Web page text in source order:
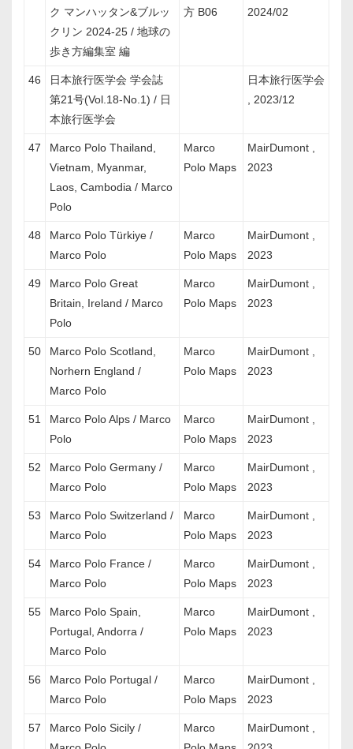
ク マンハッタン&ブルッ
クリン 2024-25 / 地球の
歩き方編集室 編
方 B06
2024/02
46
日本旅行医学会 学会誌
第21号(Vol.18-No.1) / 日
本旅行医学会
日本旅行医学会
, 2023/12
47
Marco Polo Thailand,
Vietnam, Myanmar,
Laos, Cambodia / Marco
Polo
Marco
Polo Maps
MairDumont ,
2023
48
Marco Polo Türkiye /
Marco Polo
Marco
Polo Maps
MairDumont ,
2023
49
Marco Polo Great
Britain, Ireland / Marco
Polo
Marco
Polo Maps
MairDumont ,
2023
50
Marco Polo Scotland,
Norhern England /
Marco Polo
Marco
Polo Maps
MairDumont ,
2023
51
Marco Polo Alps / Marco
Polo
Marco
Polo Maps
MairDumont ,
2023
52
Marco Polo Germany /
Marco Polo
Marco
Polo Maps
MairDumont ,
2023
53
Marco Polo Switzerland /
Marco Polo
Marco
Polo Maps
MairDumont ,
2023
54
Marco Polo France /
Marco Polo
Marco
Polo Maps
MairDumont ,
2023
55
Marco Polo Spain,
Portugal, Andorra /
Marco Polo
Marco
Polo Maps
MairDumont ,
2023
56
Marco Polo Portugal /
Marco Polo
Marco
Polo Maps
MairDumont ,
2023
57
Marco Polo Sicily /
Marco
MairDumont ,